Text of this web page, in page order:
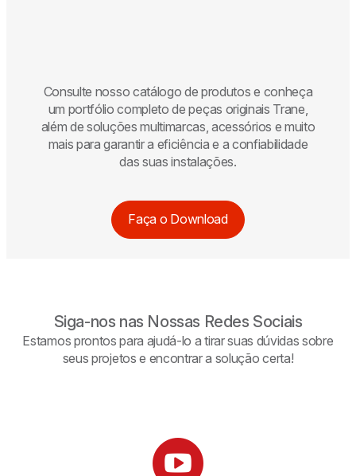
Consulte nosso catálogo de produtos e conheça
um portfólio completo de peças originais Trane,
além de soluções multimarcas, acessórios e muito
mais para garantir a eficiência e a confiabilidade
das suas instalações.
Faça o Download
Siga-nos nas Nossas Redes Sociais
Estamos prontos para ajudá-lo a tirar suas dúvidas sobre
seus projetos e encontrar a solução certa!